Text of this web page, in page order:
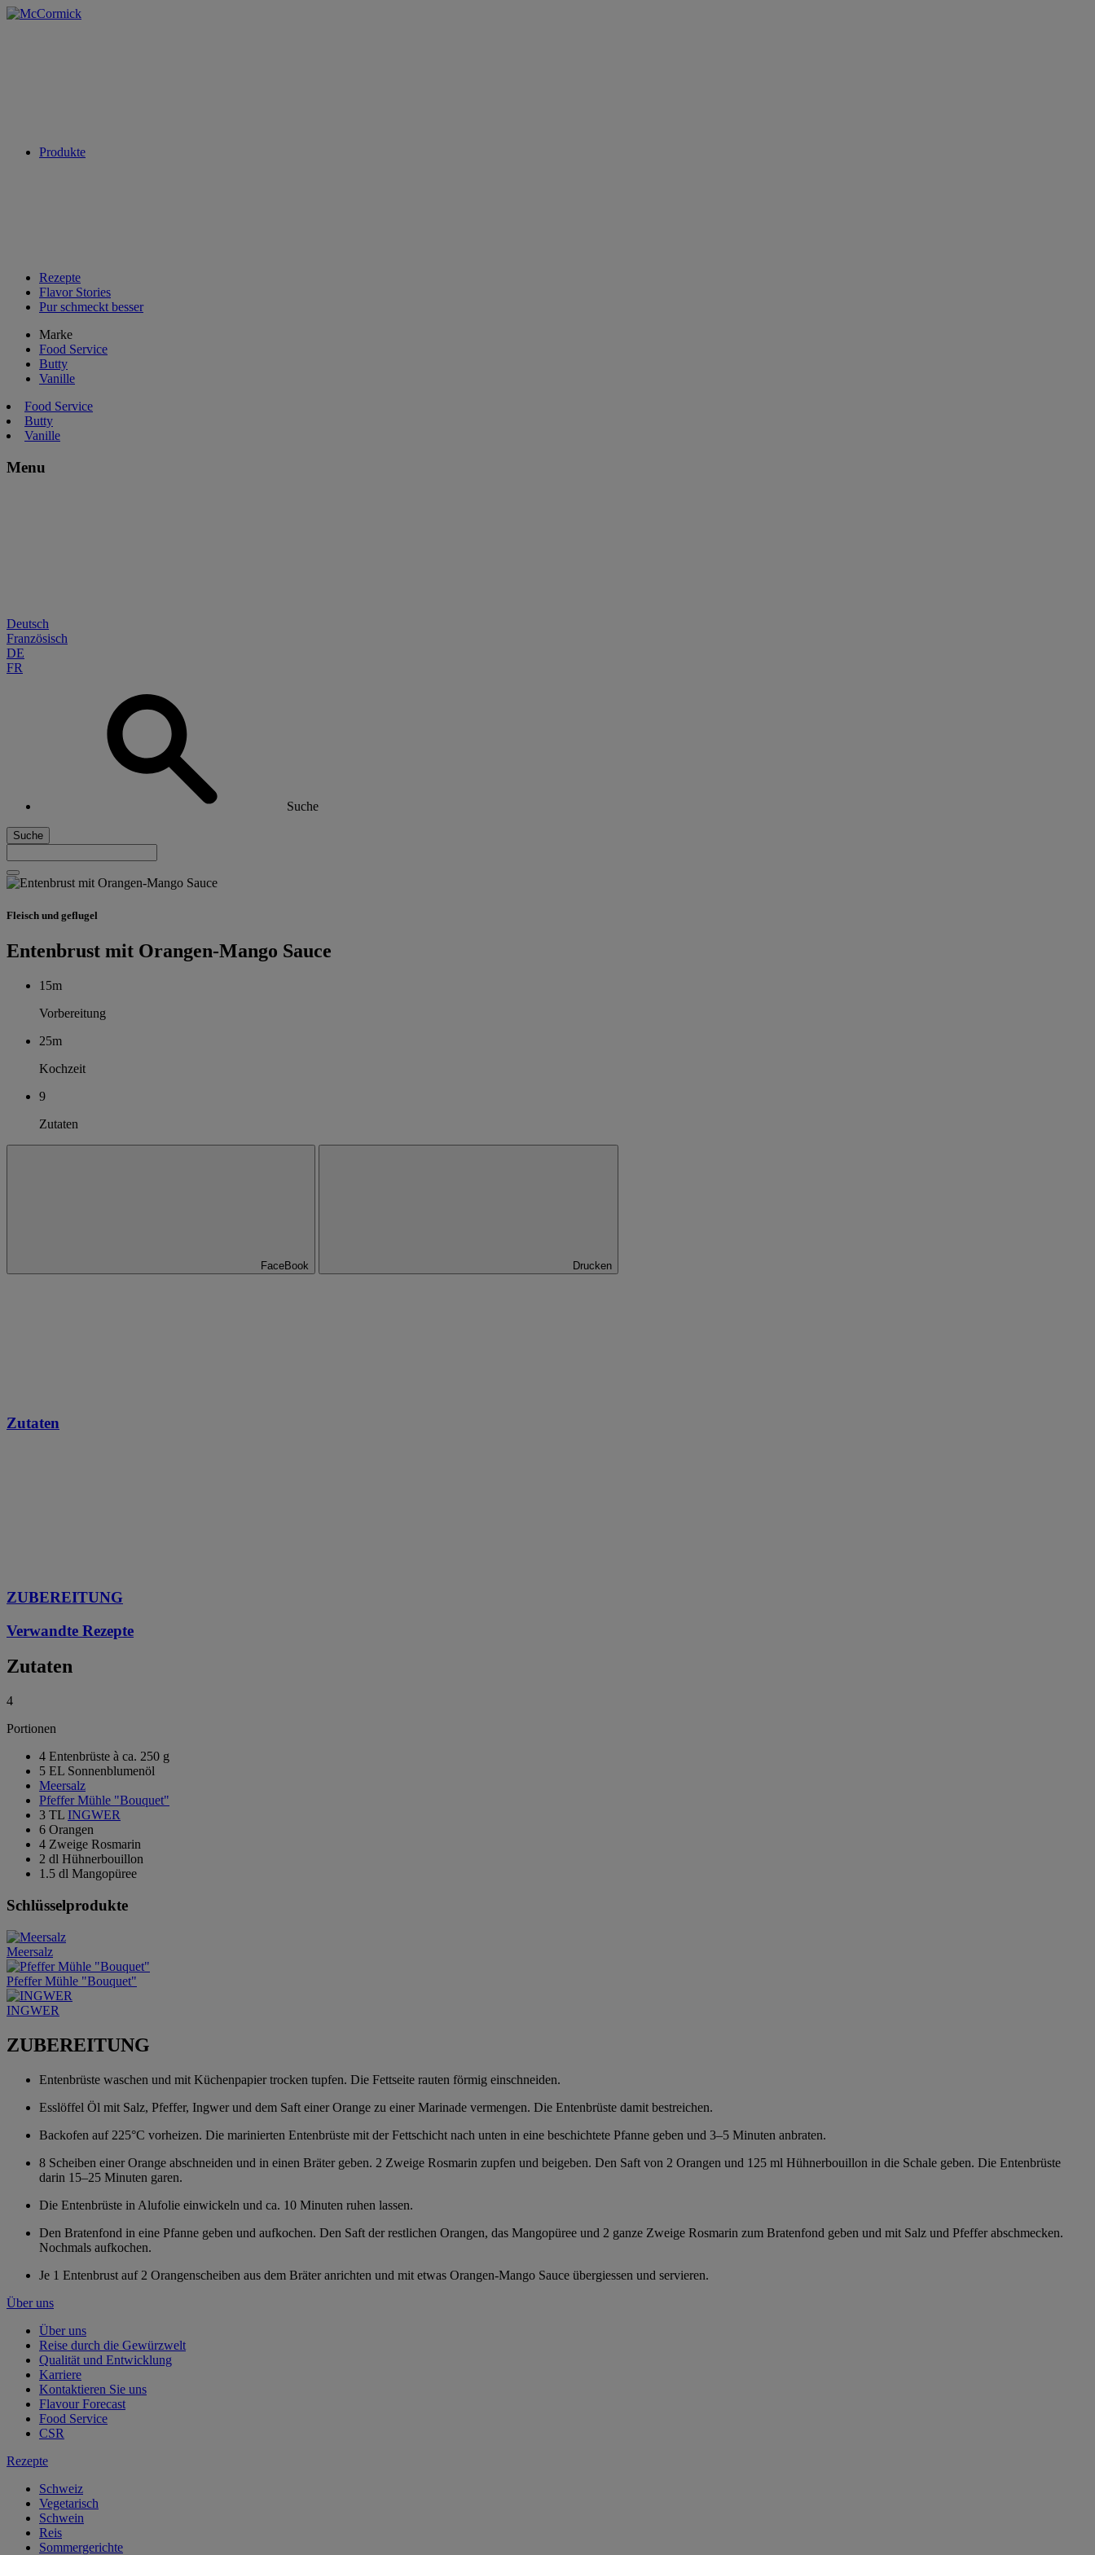
Produkte
Rezepte
Flavor Stories
Pur schmeckt besser
Marke
Food Service
Butty
Vanille
Food Service
Butty
Vanille
Menu
Deutsch
Französisch
DE
FR
Suche
Suche
Fleisch und geflugel
Entenbrust mit Orangen-Mango Sauce
15m
Vorbereitung
25m
Kochzeit
9
Zutaten
FaceBook Drucken
Zutaten
ZUBEREITUNG
Verwandte Rezepte
Zutaten
4
Portionen
4 Entenbrüste à ca. 250 g
5 EL Sonnenblumenöl
Meersalz
Pfeffer Mühle "Bouquet"
3 TL INGWER
6 Orangen
4 Zweige Rosmarin
2 dl Hühnerbouillon
1.5 dl Mangopüree
Schlüsselprodukte
Meersalz
Pfeffer Mühle "Bouquet"
INGWER
ZUBEREITUNG
Entenbrüste waschen und mit Küchenpapier trocken tupfen. Die Fettseite rauten förmig einschneiden.
Esslöffel Öl mit Salz, Pfeffer, Ingwer und dem Saft einer Orange zu einer Marinade vermengen. Die Entenbrüste damit bestreichen.
Backofen auf 225°C vorheizen. Die marinierten Entenbrüste mit der Fettschicht nach unten in eine beschichtete Pfanne geben und 3–5 Minuten anbraten.
8 Scheiben einer Orange abschneiden und in einen Bräter geben. 2 Zweige Rosmarin zupfen und beigeben. Den Saft von 2 Orangen und 125 ml Hühnerbouillon in die Schale geben. Die Entenbrüste
darin 15–25 Minuten garen.
Die Entenbrüste in Alufolie einwickeln und ca. 10 Minuten ruhen lassen.
Den Bratenfond in eine Pfanne geben und aufkochen. Den Saft der restlichen Orangen, das Mangopüree und 2 ganze Zweige Rosmarin zum Bratenfond geben und mit Salz und Pfeffer abschmecken.
Nochmals aufkochen.
Je 1 Entenbrust auf 2 Orangenscheiben aus dem Bräter anrichten und mit etwas Orangen-Mango Sauce übergiessen und servieren.
Über uns
Über uns
Reise durch die Gewürzwelt
Qualität und Entwicklung
Karriere
Kontaktieren Sie uns
Flavour Forecast
Food Service
CSR
Rezepte
Schweiz
Vegetarisch
Schwein
Reis
Sommergerichte